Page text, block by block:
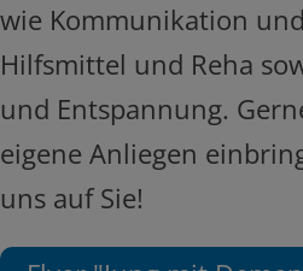
wie Kommunikation
Hilfsmittel und Reha
und Entspannung.
eigene Anliegen
uns auf Sie!